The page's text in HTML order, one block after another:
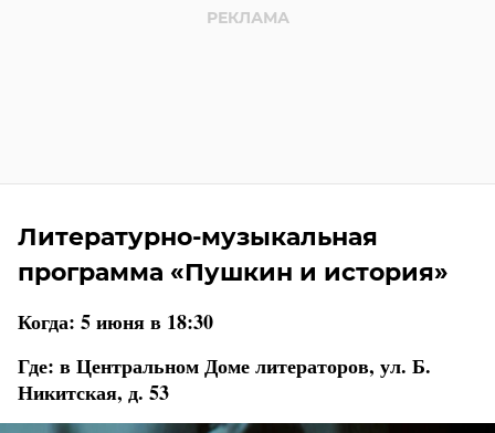
Литературно-музыкальная
программа «Пушкин и история»
Когда: 5 июня в 18:30
Где: в Центральном Доме литераторов, ул. Б.
Никитская, д. 53